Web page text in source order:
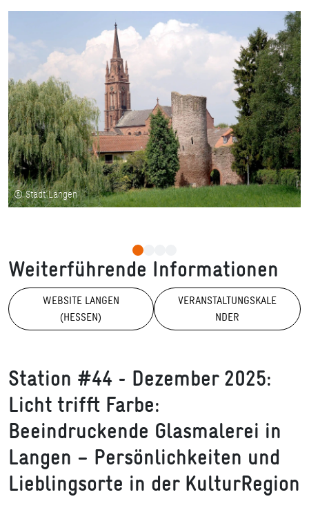
© Stadt Langen
Weiterführende Informationen
WEBSITE LANGEN
(HESSEN)
VERANSTALTUNGSKALE
NDER
Station #44 - Dezember 2025:
Licht trifft Farbe:
Beeindruckende Glasmalerei in
Langen – Persönlichkeiten und
Lieblingsorte in der KulturRegion